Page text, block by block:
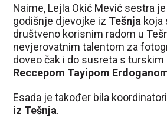
Naime, Lejla Okić Mević sestra je
godišnje djevojke iz Tešnja koja
društveno korisnim radom u
nevjerovatnim talentom za
doveo čak i do susreta s
Reccepom Tayipom
Esada je također bila
iz Tešnja.